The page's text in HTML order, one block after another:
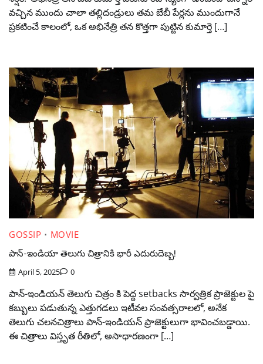
వచ్చిన ముందు చాలా తల్లిదండ్రులు తమ బేబీ పేర్లను ముందుగానే
ప్రకటించే కాలంలో, ఒక అభినేత్రి తన కొత్తగా పుట్టిన కుమార్తె […]
GOSSIP
MOVIE
పాన్-ఇండియా తెలుగు చిత్రానికి భారీ ఎదురుదెబ్బ!
April 5, 2025 0
పాన్-ఇండియన్ తెలుగు చిత్రం కి పెద్ద setbacks సార్వత్రిక ప్రాజెక్టుల పై
కబ్బులు పడుతున్న ఎత్తుగడలు ఇటీవల సంవత్సరాలలో, అనేక
తెలుగు చలనచిత్రాలు పాన్-ఇండియన్ ప్రాజెక్టులుగా భావించబడ్డాయి.
ఈ చిత్రాలు విస్తృత రీతిలో, అసాధారణంగా […]